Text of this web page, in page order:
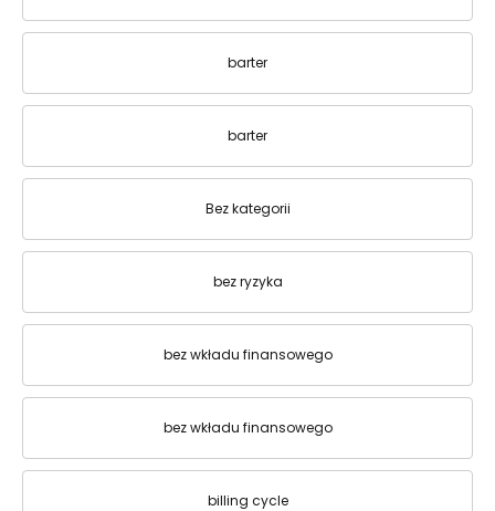
barter
barter
Bez kategorii
bez ryzyka
bez wkładu finansowego
bez wkładu finansowego
billing cycle